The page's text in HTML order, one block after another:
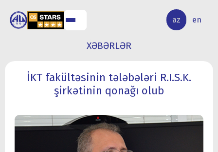
az en
ELMİ
TƏDQİQAT
XƏBƏRLƏR
İKT fakültəsinin tələbələri R.I.S.K.
şirkətinin qonağı olub